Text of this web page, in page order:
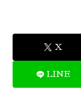
X
LINE